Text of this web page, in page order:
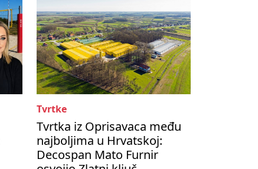
Tvrtke
Tvrtka iz Oprisavaca među
najboljima u Hrvatskoj:
Decospan Mato Furnir